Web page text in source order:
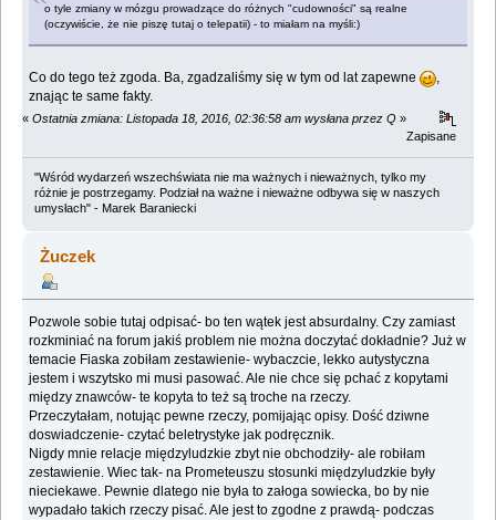
o tyle zmiany w mózgu prowadzące do różnych "cudowności" są realne
(oczywiście, że nie piszę tutaj o telepatii) - to miałam na myśli:)
Co do tego też zgoda. Ba, zgadzaliśmy się w tym od lat zapewne
,
znając te same fakty.
« Ostatnia zmiana: Listopada 18, 2016, 02:36:58 am wysłana przez Q »
Zapisane
"Wśród wydarzeń wszechświata nie ma ważnych i nieważnych, tylko my
różnie je postrzegamy. Podział na ważne i nieważne odbywa się w naszych
umysłach" - Marek Baraniecki
Żuczek
Pozwole sobie tutaj odpisać- bo ten wątek jest absurdalny. Czy zamiast
rozkminiać na forum jakiś problem nie można doczytać dokładnie? Już w
temacie Fiaska zobiłam zestawienie- wybaczcie, lekko autystyczna
jestem i wszytsko mi musi pasować. Ale nie chce się pchać z kopytami
między znawców- te kopyta to też są troche na rzeczy.
Przeczytałam, notując pewne rzeczy, pomijając opisy. Dość dziwne
doswiadczenie- czytać beletrystyke jak podręcznik.
Nigdy mnie relacje międzyludzkie zbyt nie obchodziły- ale robiłam
zestawienie. Wiec tak- na Prometeuszu stosunki międzyludzkie były
nieciekawe. Pewnie dlatego nie była to załoga sowiecka, bo by nie
wypadało takich rzeczy pisać. Ale jest to zgodne z prawdą- podczas